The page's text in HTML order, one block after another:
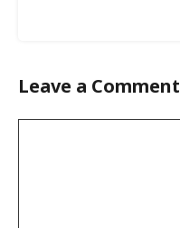
Leave a Comment